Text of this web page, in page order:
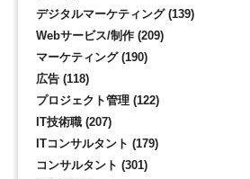
デジタルマーケティング (139)
Webサービス/制作 (209)
マーケティング (190)
広告 (118)
プロジェクト管理 (122)
IT技術職 (207)
ITコンサルタント (179)
コンサルタント (301)